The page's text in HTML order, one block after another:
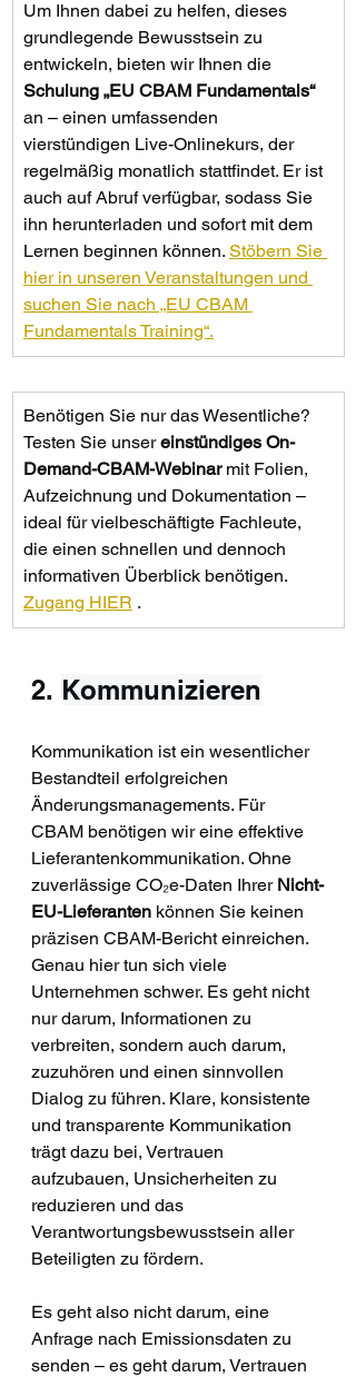
Um Ihnen dabei zu helfen, dieses
grundlegende Bewusstsein zu
entwickeln, bieten wir Ihnen die
Schulung „EU CBAM Fundamentals“
an – einen umfassenden
vierstündigen Live-Onlinekurs, der
regelmäßig monatlich stattfindet. Er ist
auch auf Abruf verfügbar, sodass Sie
ihn herunterladen und sofort mit dem
Lernen beginnen können. Stöbern Sie
hier in unseren Veranstaltungen und
suchen Sie nach „EU CBAM
Fundamentals Training“.
Benötigen Sie nur das Wesentliche?
Testen Sie unser einstündiges On-
Demand-CBAM-Webinar mit Folien,
Aufzeichnung und Dokumentation –
ideal für vielbeschäftigte Fachleute,
die einen schnellen und dennoch
informativen Überblick benötigen.
Zugang HIER .
2. Kommunizieren
Kommunikation ist ein wesentlicher
Bestandteil erfolgreichen
Änderungsmanagements. Für
CBAM benötigen wir eine effektive
Lieferantenkommunikation. Ohne
zuverlässige CO₂e-Daten Ihrer Nicht-
EU-Lieferanten können Sie keinen
präzisen CBAM-Bericht einreichen.
Genau hier tun sich viele
Unternehmen schwer. Es geht nicht
nur darum, Informationen zu
verbreiten, sondern auch darum,
zuzuhören und einen sinnvollen
Dialog zu führen. Klare, konsistente
und transparente Kommunikation
trägt dazu bei, Vertrauen
aufzubauen, Unsicherheiten zu
reduzieren und das
Verantwortungsbewusstsein aller
Beteiligten zu fördern.
Es geht also nicht darum, eine
Anfrage nach Emissionsdaten zu
senden – es geht darum, Vertrauen